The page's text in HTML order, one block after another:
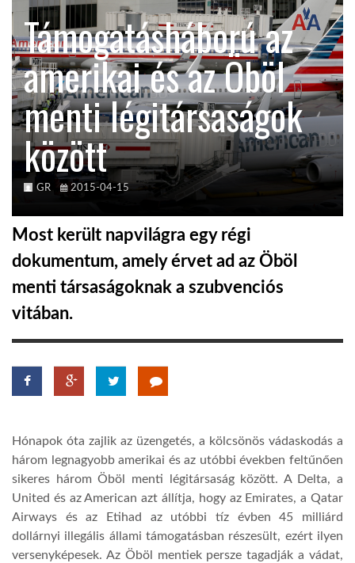
KÖZEL-KELET
AUSZTRÁLIA
A VILÁG ITTHON
TROPICALMAGAZIN
GLOBOTV
AFRIKA TUDÁSTÁR
A NAP SZÉPE
Támogatásháború az
amerikai és az Öböl
menti légitársaságok
között
GR 2015-04-15
Most került napvilágra egy régi
dokumentum, amely érvet ad az Öböl
menti társaságoknak a szubvenciós
vitában.
Hónapok óta zajlik az üzengetés, a kölcsönös vádaskodás a
három legnagyobb amerikai és az utóbbi években feltűnően
sikeres három Öböl menti légitársaság között. A Delta, a
United és az American azt állítja, hogy az Emirates, a Qatar
Airways és az Etihad az utóbbi tíz évben 45 milliárd
dollárnyi illegális állami támogatásban részesült, ezért ilyen
versenyképesek. Az Öböl mentiek persze tagadják a vádat,